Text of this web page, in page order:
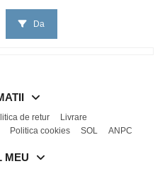
Da
de retur
Livrare
Politica cookies SOL ANPC
MEU